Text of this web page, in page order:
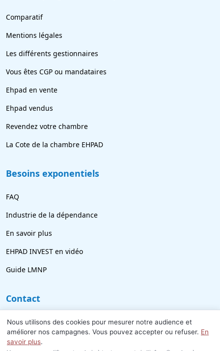
Comparatif
Mentions légales
Les différents gestionnaires
Vous êtes CGP ou mandataires
Ehpad en vente
Ehpad vendus
Revendez votre chambre
La Cote de la chambre EHPAD
Besoins exponentiels
FAQ
Industrie de la dépendance
En savoir plus
EHPAD INVEST en vidéo
Guide LMNP
Contact
09 77 21 69 18
info@ehpad-invest.fr
Nous utilisons des cookies pour mesurer notre audience et
améliorer nos campagnes. Vous pouvez accepter ou refuser. En
savoir plus.